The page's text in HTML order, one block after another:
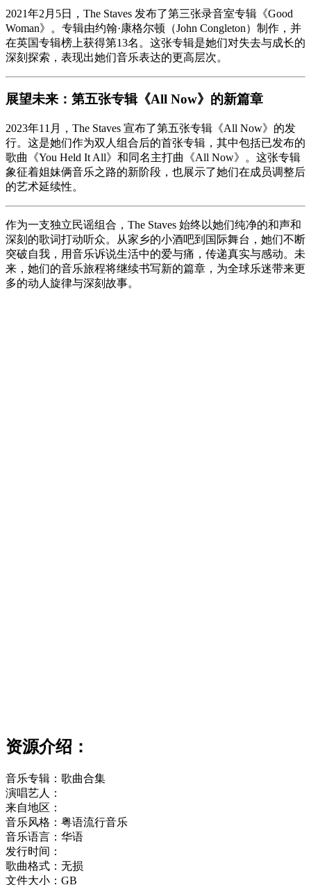
2021年2月5日，The Staves 发布了第三张录音室专辑《Good
Woman》。专辑由约翰·康格尔顿（John Congleton）制作，并
在英国专辑榜上获得第13名。这张专辑是她们对失去与成长的
深刻探索，表现出她们音乐表达的更高层次。
展望未来：第五张专辑《All Now》的新篇章
2023年11月，The Staves 宣布了第五张专辑《All Now》的发
行。这是她们作为双人组合后的首张专辑，其中包括已发布的
歌曲《You Held It All》和同名主打曲《All Now》。这张专辑
象征着姐妹俩音乐之路的新阶段，也展示了她们在成员调整后
的艺术延续性。
作为一支独立民谣组合，The Staves 始终以她们纯净的和声和
深刻的歌词打动听众。从家乡的小酒吧到国际舞台，她们不断
突破自我，用音乐诉说生活中的爱与痛，传递真实与感动。未
来，她们的音乐旅程将继续书写新的篇章，为全球乐迷带来更
多的动人旋律与深刻故事。
资源介绍：
音乐专辑：歌曲合集
演唱艺人：
来自地区：
音乐风格：粤语流行音乐
音乐语言：华语
发行时间：
歌曲格式：无损
文件大小：GB